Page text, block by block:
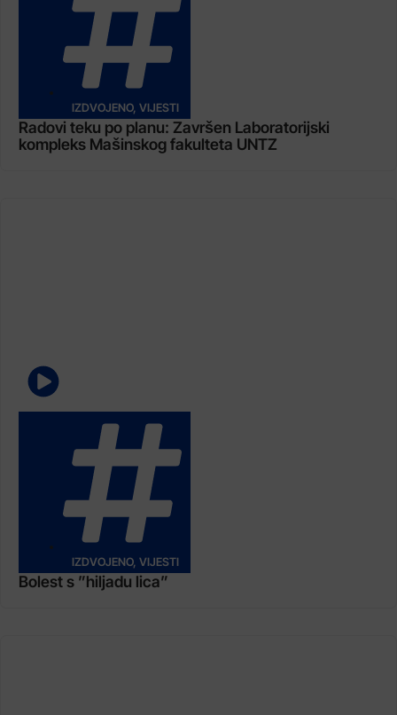
IZDVOJENO, VIJESTI
Radovi teku po planu: Završen Laboratorijski
kompleks Mašinskog fakulteta UNTZ
IZDVOJENO, VIJESTI
Bolest s ”hiljadu lica”